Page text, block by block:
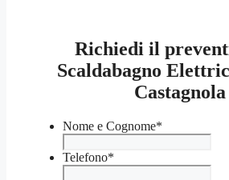
Richiedi il
Scaldabagno
Castagnola
Nome e Cognome*
Telefono*